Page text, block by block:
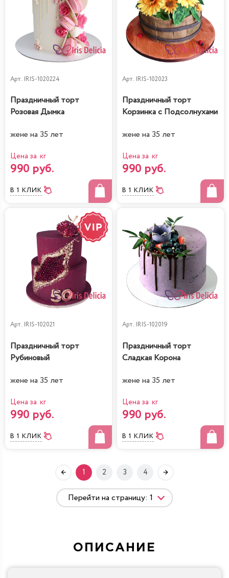
Арт. IRIS-1020224
Праздничный торт
Розовая Дымка
жене на 35 лет
Цена за кг
990 руб.
В 1 КЛИК
Арт. IRIS-102023
Праздничный торт
Корзинка с Подсолнухами
жене на 35 лет
Цена за кг
990 руб.
В 1 КЛИК
Арт. IRIS-102021
Праздничный торт
Рубиновый
жене на 35 лет
Цена за кг
990 руб.
В 1 КЛИК
Арт. IRIS-102019
Праздничный торт
Сладкая Корона
жене на 35 лет
Цена за кг
990 руб.
В 1 КЛИК
1 2 3 4
ОПИСАНИЕ